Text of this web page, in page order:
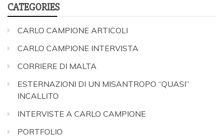
CATEGORIES
CARLO CAMPIONE ARTICOLI
CARLO CAMPIONE INTERVISTA
CORRIERE DI MALTA
ESTERNAZIONI DI UN MISANTROPO “QUASI”
INCALLITO
INTERVISTE A CARLO CAMPIONE
PORTFOLIO